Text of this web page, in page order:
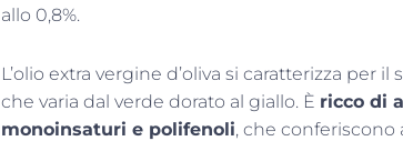
allo 0,8%.
L’olio extra vergine d’oliva si caratterizza
che varia dal verde dorato al giallo. È ricco di
monoinsaturi e polifenoli, che conferiscono